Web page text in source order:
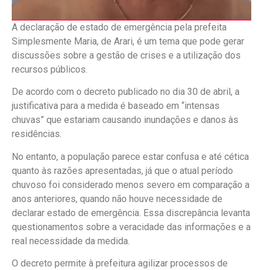
A declaração de estado de emergência pela prefeita
Simplesmente Maria, de Arari, é um tema que pode gerar
discussões sobre a gestão de crises e a utilização dos
recursos públicos.
De acordo com o decreto publicado no dia 30 de abril, a
justificativa para a medida é baseado em “intensas
chuvas” que estariam causando inundações e danos às
residências.
No entanto, a população parece estar confusa e até cética
quanto às razões apresentadas, já que o atual período
chuvoso foi considerado menos severo em comparação a
anos anteriores, quando não houve necessidade de
declarar estado de emergência. Essa discrepância levanta
questionamentos sobre a veracidade das informações e a
real necessidade da medida.
O decreto permite à prefeitura agilizar processos de